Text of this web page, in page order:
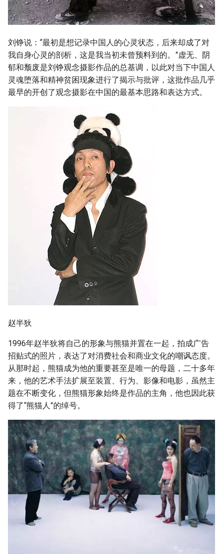
刘铮说：“最初是想记录中国人的心灵状态，后来却成了对
我自身心灵的剖析，这是我当初未曾预料到的。”虚无、阴
郁和颓废是刘铮观念摄影作品的总基调，以此对当下中国人
灵魂堕落和精神贫困现象进行了揭示与批评，这批作品几乎
最早的开创了观念摄影在中国的最基本思路和表达方式。
赵半狄
1996年赵半狄将自己的形象与熊猫并置在一起，拍成广告
招贴式的照片，表达了对消费社会和商业文化的嘲讽态度。
从那时起，熊猫成为他的重要甚至是唯一的母题，二十多年
来，他的艺术手法扩展至装置、行为、影像和电影，虽然主
题在不断变化，但熊猫形象始终是作品的主角，他也因此获
得了“熊猫人”的绰号。